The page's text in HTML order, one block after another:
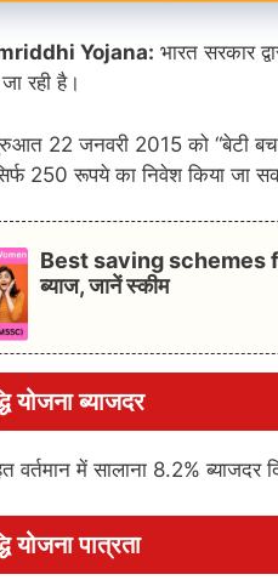
Yojana: भारत सरकार
रही है।
22 जनवरी 2015 को “बेटी
250 रूपये का निवेश किया जा
Best saving schemes
ब्याज, जानें स्कीम
योजना ब्याजदर
में सालाना 8.2% ब्याजदर
योजना पात्रता